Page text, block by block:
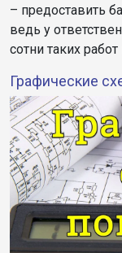
– предоставить
ведь у
сотни таких
Графические